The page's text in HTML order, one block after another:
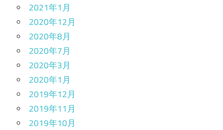
2021年1月
2020年12月
2020年8月
2020年7月
2020年3月
2020年1月
2019年12月
2019年11月
2019年10月